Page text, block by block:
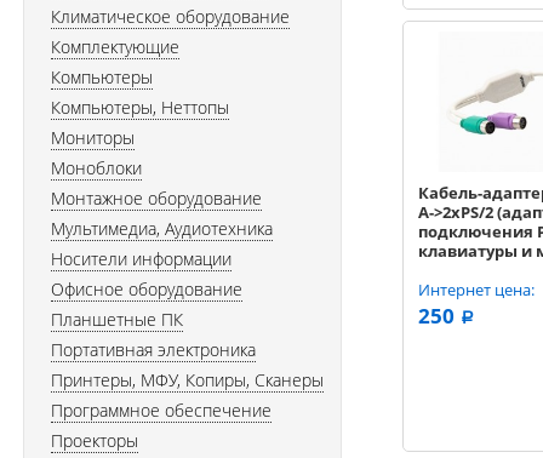
Кабель-
A->2xPS/2
подключения
клавиатуры
VUS7057
Интернет цена:
250 a
Климатическое оборудование
Комплектующие
Компьютеры
Компьютеры, Неттопы
Мониторы
Моноблоки
Монтажное оборудование
Мультимедиа, Аудиотехника
Носители информации
Офисное оборудование
Планшетные ПК
Портативная электроника
Принтеры, МФУ, Копиры, Сканеры
Программное обеспечение
Проекторы